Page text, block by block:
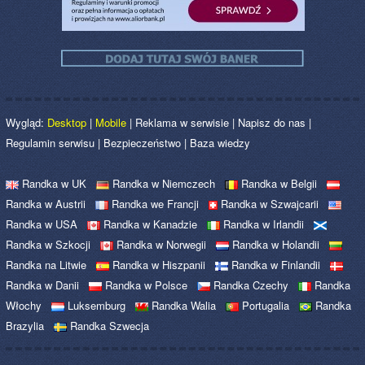
Wygląd: Desktop | Mobile | Reklama w serwisie | Napisz do nas |
Regulamin serwisu | Bezpieczeństwo | Baza wiedzy
Randka w UK Randka w Niemczech
Randka w Belgii
Randka w Austrii
Randka we Francji
Randka w Szwajcarii
Randka w USA
Randka w Kanadzie
Randka w Irlandii
Randka w Szkocji
Randka w Norwegii
Randka w Holandii
Randka na Litwie
Randka w Hiszpanii
Randka w Finlandii
Randka w Danii
Randka w Polsce Randka Czechy
Randka
Włochy
Luksemburg Randka Walia Portugalia
Randka
Brazylia
Randka Szwecja